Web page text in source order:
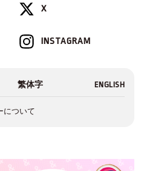
X
INSTAGRAM
について